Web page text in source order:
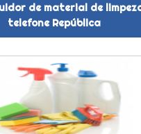
de material de
telefone República